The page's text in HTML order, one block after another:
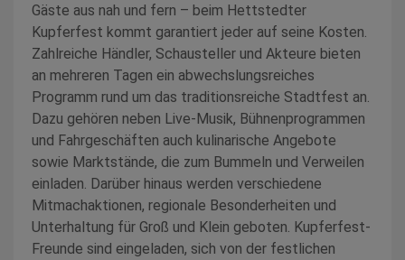
Gäste aus nah und fern – beim Hettstedter
Kupferfest kommt garantiert jeder auf seine Kosten.
Zahlreiche Händler, Schausteller und Akteure bieten
an mehreren Tagen ein abwechslungsreiches
Programm rund um das traditionsreiche Stadtfest an.
Dazu gehören neben Live-Musik, Bühnenprogrammen
und Fahrgeschäften auch kulinarische Angebote
sowie Marktstände, die zum Bummeln und Verweilen
einladen. Darüber hinaus werden verschiedene
Mitmachaktionen, regionale Besonderheiten und
Unterhaltung für Groß und Klein geboten. Kupferfest-
Freunde sind eingeladen, sich von der festlichen